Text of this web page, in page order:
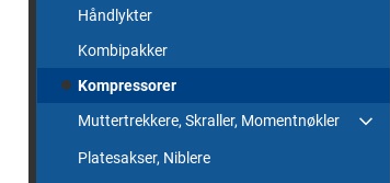
Håndlykter
Kombipakker
Kompressorer
Muttertrekkere, Skraller, Momentnøkler
Platesakser, Niblere